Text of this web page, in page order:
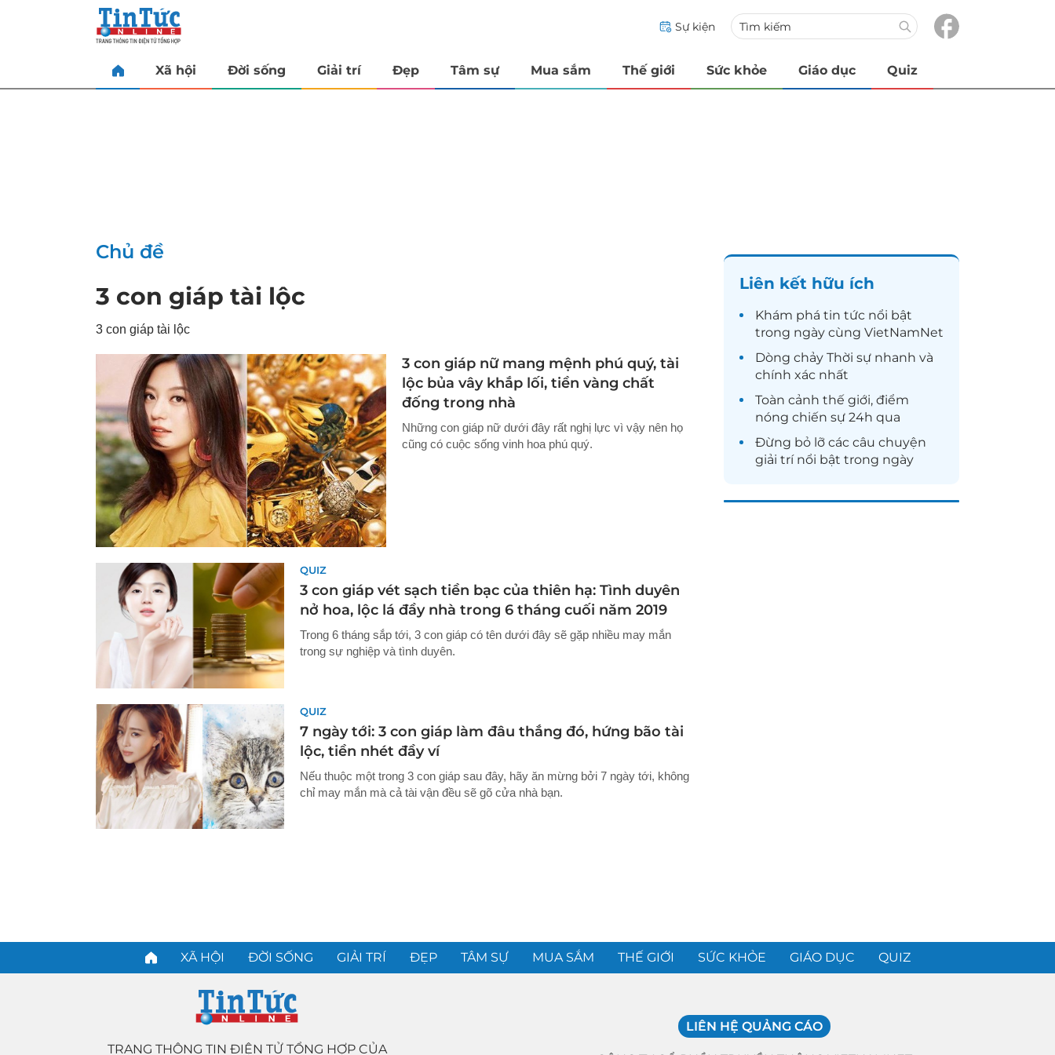
Sự kiện
Xã hội Đời sống Giải trí Đẹp Tâm sự Mua sắm Thế giới Sức khỏe Giáo dục Quiz
Chủ đề
3 con giáp tài lộc
3 con giáp tài lộc
3 con giáp nữ mang mệnh phú quý, tài
lộc bủa vây khắp lối, tiền vàng chất
đống trong nhà
Những con giáp nữ dưới đây rất nghị lực vì vậy nên họ
cũng có cuộc sống vinh hoa phú quý.
QUIZ
3 con giáp vét sạch tiền bạc của thiên hạ: Tình duyên
nở hoa, lộc lá đầy nhà trong 6 tháng cuối năm 2019
Trong 6 tháng sắp tới, 3 con giáp có tên dưới đây sẽ gặp nhiều may mắn
trong sự nghiệp và tình duyên.
QUIZ
7 ngày tới: 3 con giáp làm đâu thắng đó, hứng bão tài
lộc, tiền nhét đầy ví
Nếu thuộc một trong 3 con giáp sau đây, hãy ăn mừng bởi 7 ngày tới, không
chỉ may mắn mà cả tài vận đều sẽ gõ cửa nhà bạn.
Liên kết hữu ích
Khám phá tin tức nổi bật
trong ngày cùng VietNamNet
Dòng chảy Thời sự nhanh và
chính xác nhất
Toàn cảnh thế giới, điểm
nóng chiến sự 24h qua
Đừng bỏ lỡ các câu chuyện
giải trínổi bật trong ngày
XÃ HỘI ĐỜI SỐNG GIẢI TRÍ ĐẸP TÂM SỰ MUA SẮM THẾ GIỚI SỨC KHỎE GIÁO DỤC QUIZ
TRANG THÔNG TIN ĐIỆN TỬ TỔNG HỢP CỦA
LIÊN HỆ QUẢNG CÁO